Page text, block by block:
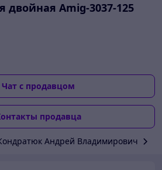
двойная Amig-3037-125
Чат с продавцом
продавца
Андрей Владимирович